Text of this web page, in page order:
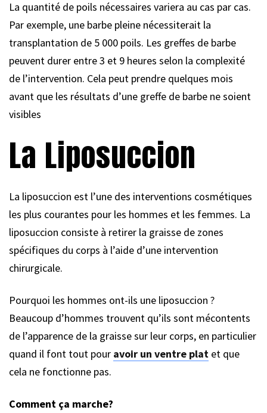
La quantité de poils nécessaires variera au cas par cas.
Par exemple, une barbe pleine nécessiterait la
transplantation de 5 000 poils. Les greffes de barbe
peuvent durer entre 3 et 9 heures selon la complexité
de l’intervention. Cela peut prendre quelques mois
avant que les résultats d’une greffe de barbe ne soient
visibles
La Liposuccion
La liposuccion est l’une des interventions cosmétiques
les plus courantes pour les hommes et les femmes. La
liposuccion consiste à retirer la graisse de zones
spécifiques du corps à l’aide d’une intervention
chirurgicale.
Pourquoi les hommes ont-ils une liposuccion ?
Beaucoup d’hommes trouvent qu’ils sont mécontents
de l’apparence de la graisse sur leur corps, en particulier
quand il font tout pour avoir un ventre plat et que
cela ne fonctionne pas.
Comment ça marche?